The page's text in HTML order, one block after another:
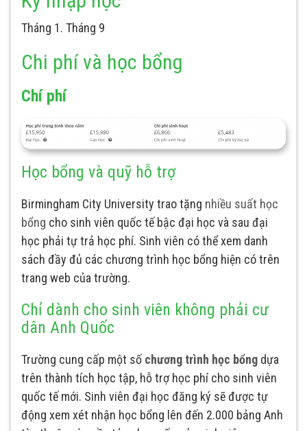
Tháng 1. Tháng 9
Chi phí và học bổng
Chí phí
Học bổng và quỹ hỗ trợ
Birmingham City University trao tặng nhiều suất học
bổng cho sinh viên quốc tế bậc đại học và sau đại
học phải tự trả học phí. Sinh viên có thể xem danh
sách đầy đủ các chương trình học bổng hiện có trên
trang web của trường.
Chỉ dành cho sinh viên không phải cư
dân Anh Quốc
Trường cung cấp một số chương trình học bổng dựa
trên thành tích học tập, hỗ trợ học phí cho sinh viên
quốc tế mới. Sinh viên đại học đăng ký sẽ được tự
động xem xét nhận học bổng lên đến 2.000 bảng Anh